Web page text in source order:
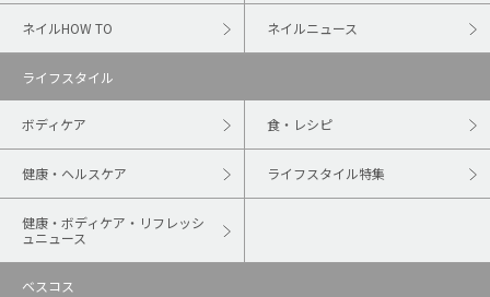
ネイルHOW TO ネイルニュース
ライフスタイル
ボディケア 食・レシピ
健康・ヘルスケア ライフスタイル特集
健康・ボディケア・リフレッシ
ュニュース
ベスコス